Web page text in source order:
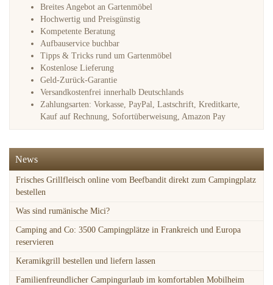
Breites Angebot an Gartenmöbel
Hochwertig und Preisgünstig
Kompetente Beratung
Aufbauservice buchbar
Tipps & Tricks rund um Gartenmöbel
Kostenlose Lieferung
Geld-Zurück-Garantie
Versandkostenfrei innerhalb Deutschlands
Zahlungsarten: Vorkasse, PayPal, Lastschrift, Kreditkarte,
Kauf auf Rechnung, Sofortüberweisung, Amazon Pay
News
Frisches Grillfleisch online vom Beefbandit direkt zum Campingplatz
bestellen
Was sind rumänische Mici?
Camping and Co: 3500 Campingplätze in Frankreich und Europa
reservieren
Keramikgrill bestellen und liefern lassen
Familienfreundlicher Campingurlaub im komfortablen Mobilheim